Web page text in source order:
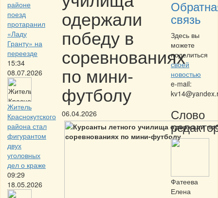
районе
поезд
протаранил
«Ладу
Гранту» на
переезде
15:34
08.07.2026
Житель
Краснокутского
района стал
фигурантом
двух
уголовных
дел о краже
09:29
18.05.2026
одержали
победу в
соревнованиях
по мини-
футболу
06.04.2026
связь
Здесь вы
можете
поделиться
своей
новостью
e-mail:
Слово
Фатеева
Елена